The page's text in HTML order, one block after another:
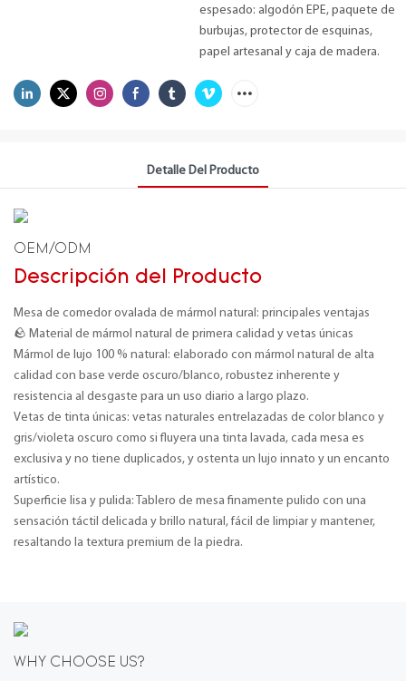
espesado: algodón EPE, paquete de
burbujas, protector de esquinas,
papel artesanal y caja de madera.
Detalle Del Producto
OEM/ODM
Descripción del Producto
Mesa de comedor ovalada de mármol natural: principales ventajas
🪨 Material de mármol natural de primera calidad y vetas únicas
Mármol de lujo 100 % natural: elaborado con mármol natural de alta
calidad con base verde oscuro/blanco, robustez inherente y
resistencia al desgaste para un uso diario a largo plazo.
Vetas de tinta únicas: vetas naturales entrelazadas de color blanco y
gris/violeta oscuro como si fluyera una tinta lavada, cada mesa es
exclusiva y no tiene duplicados, y ostenta un lujo innato y un encanto
artístico.
Superficie lisa y pulida: Tablero de mesa finamente pulido con una
sensación táctil delicada y brillo natural, fácil de limpiar y mantener,
resaltando la textura premium de la piedra.
WHY CHOOSE US?